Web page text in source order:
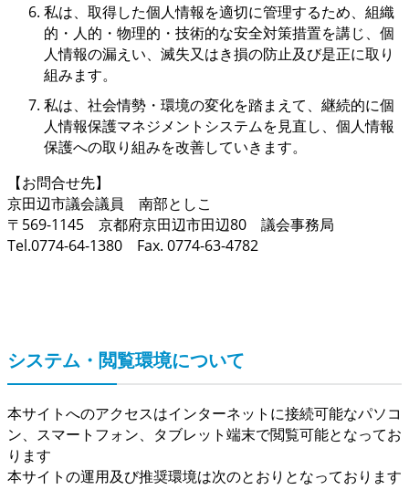
私は、取得した個人情報を適切に管理するため、組織
的・人的・物理的・技術的な安全対策措置を講じ、個
人情報の漏えい、滅失又はき損の防止及び是正に取り
組みます。
私は、社会情勢・環境の変化を踏まえて、継続的に個
人情報保護マネジメントシステムを見直し、個人情報
保護への取り組みを改善していきます。
【お問合せ先】
京田辺市議会議員 南部としこ
〒569-1145 京都府京田辺市田辺80 議会事務局
Tel.0774-64-1380 Fax. 0774-63-4782
システム・閲覧環境について
本サイトへのアクセスはインターネットに接続可能なパソコ
ン、スマートフォン、タブレット端末で閲覧可能となってお
ります
本サイトの運用及び推奨環境は次のとおりとなっております